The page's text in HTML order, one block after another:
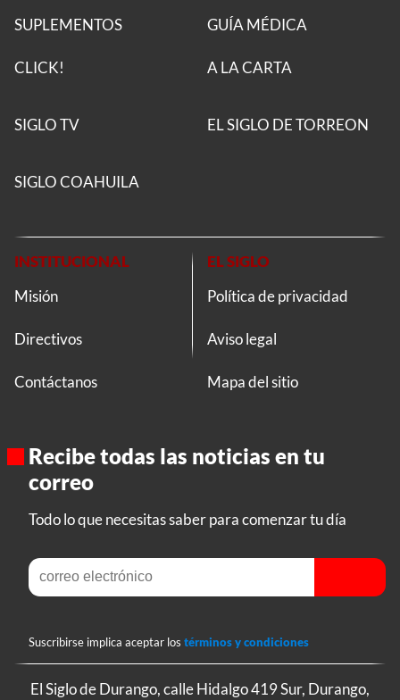
SUPLEMENTOS
CLICK!
GUÍA MÉDICA
A LA CARTA
SIGLO TV EL SIGLO DE TORREON
SIGLO COAHUILA
INSTITUCIONAL
Misión
Directivos
Contáctanos
EL SIGLO
Política de privacidad
Aviso legal
Mapa del sitio
Recibe todas las noticias en tu
correo
Todo lo que necesitas saber para comenzar tu día
Suscribirse implica aceptar los términos y condiciones
El Siglo de Durango, calle Hidalgo 419 Sur, Durango,